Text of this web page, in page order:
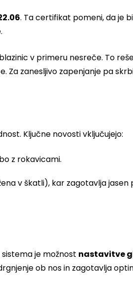
. Ta certifikat pomeni, da je
v primeru nesreče. To
zanesljivo zapenjanje pa
Ključne novosti vključujejo:
z rokavicami.
v škatli), kar zagotavlja jasen
je možnost nastavitve
ob nos in zagotavlja